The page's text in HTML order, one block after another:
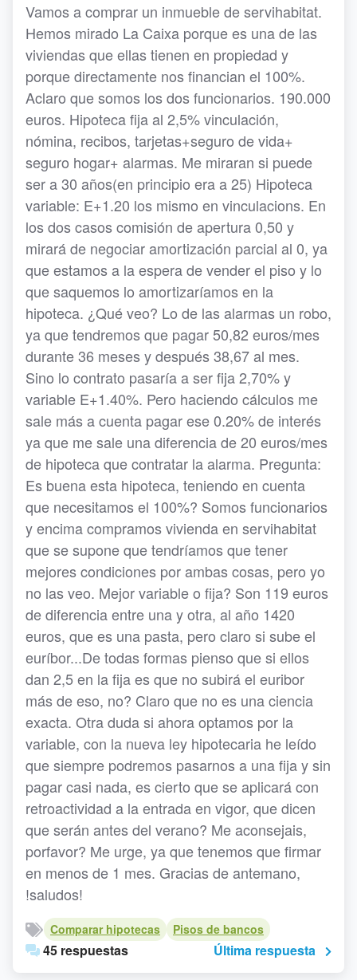
Vamos a comprar un inmueble de servihabitat.
Hemos mirado La Caixa porque es una de las
viviendas que ellas tienen en propiedad y
porque directamente nos financian el 100%.
Aclaro que somos los dos funcionarios. 190.000
euros. Hipoteca fija al 2,5% vinculación,
nómina, recibos, tarjetas+seguro de vida+
seguro hogar+ alarmas. Me miraran si puede
ser a 30 años(en principio era a 25) Hipoteca
variable: E+1.20 los mismo en vinculacions. En
los dos casos comisión de apertura 0,50 y
mirará de negociar amortización parcial al 0, ya
que estamos a la espera de vender el piso y lo
que saquemos lo amortizaríamos en la
hipoteca. ¿Qué veo? Lo de las alarmas un robo,
ya que tendremos que pagar 50,82 euros/mes
durante 36 meses y después 38,67 al mes.
Sino lo contrato pasaría a ser fija 2,70% y
variable E+1.40%. Pero haciendo cálculos me
sale más a cuenta pagar ese 0.20% de interés
ya que me sale una diferencia de 20 euros/mes
de hipoteca que contratar la alarma. Pregunta:
Es buena esta hipoteca, teniendo en cuenta
que necesitamos el 100%? Somos funcionarios
y encima compramos vivienda en servihabitat
que se supone que tendríamos que tener
mejores condiciones por ambas cosas, pero yo
no las veo. Mejor variable o fija? Son 119 euros
de diferencia entre una y otra, al año 1420
euros, que es una pasta, pero claro si sube el
euríbor...De todas formas pienso que si ellos
dan 2,5 en la fija es que no subirá el euribor
más de eso, no? Claro que no es una ciencia
exacta. Otra duda si ahora optamos por la
variable, con la nueva ley hipotecaria he leído
que siempre podremos pasarnos a una fija y sin
pagar casi nada, es cierto que se aplicará con
retroactividad a la entrada en vigor, que dicen
que serán antes del verano? Me aconsejais,
porfavor? Me urge, ya que tenemos que firmar
en menos de 1 mes. Gracias de antemano,
!saludos!
Comparar hipotecas Pisos de bancos
45 respuestas Última respuesta